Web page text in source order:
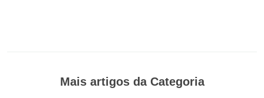
Mais artigos da Categoria